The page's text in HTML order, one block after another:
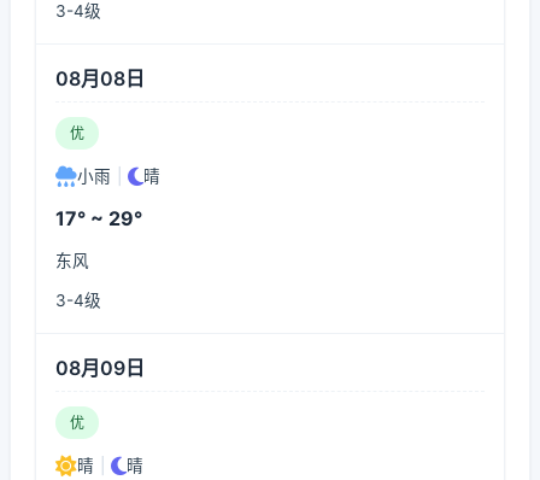
3-4级
08月08日
优
小雨 晴
17° ~ 29°
东风
3-4级
08月09日
优
晴 晴